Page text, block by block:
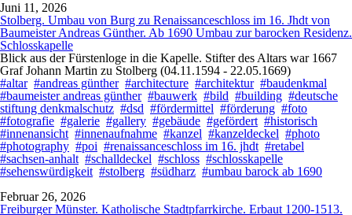
Juni 11, 2026
Stolberg. Umbau von Burg zu Renaissanceschloss im 16. Jhdt von
Baumeister Andreas Günther. Ab 1690 Umbau zur barocken Residenz.
Schlosskapelle
Blick aus der Fürstenloge in die Kapelle. Stifter des Altars war 1667
Graf Johann Martin zu Stolberg (04.11.1594 - 22.05.1669)
#altar #andreas günther #architecture #architektur #baudenkmal
#baumeister andreas günther #bauwerk #bild #building #deutsche
stiftung denkmalschutz #dsd #fördermittel #förderung #foto
#fotografie #galerie #gallery #gebäude #gefördert #historisch
#innenansicht #innenaufnahme #kanzel #kanzeldeckel #photo
#photography #poi #renaissanceschloss im 16. jhdt #retabel
#sachsen-anhalt #schalldeckel #schloss #schlosskapelle
#sehenswürdigkeit #stolberg #südharz #umbau barock ab 1690
Februar 26, 2026
Freiburger Münster. Katholische Stadtpfarrkirche. Erbaut 1200-1513.